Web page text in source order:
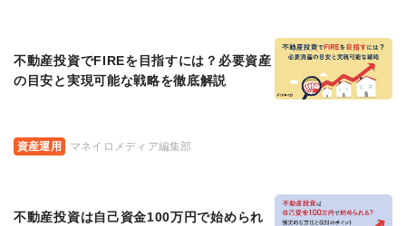
資産運用 マネイロメディア編集部
不動産投資でFIREを目指すには？必要資産
の目安と実現可能な戦略を徹底解説
不動産投資は自己資金100万円で始められ